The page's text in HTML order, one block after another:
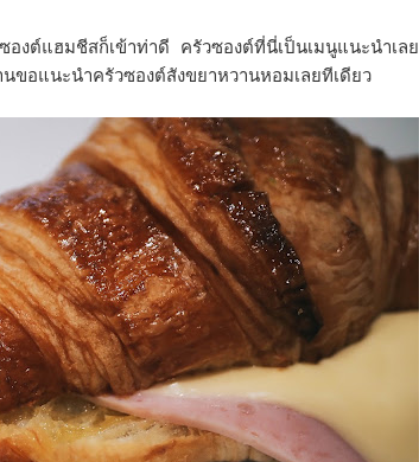
องต์แฮมชีสก็เข้าท่าดี ครัวซองต์ที่นี่เป็นเมนูแนะนำเลย
ขอแนะนำครัวซองต์สังขยาหวานหอมเลยทีเดียว